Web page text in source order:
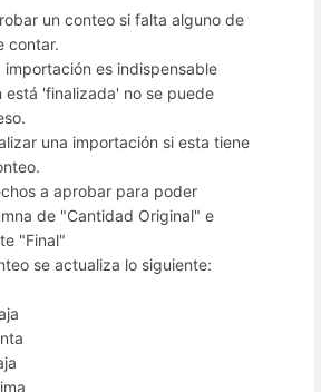
un conteo si falta alguno de
contar.
es indispensable
está 'finalizada' no se puede
una importación si esta tiene
a aprobar para poder
de "Cantidad Original" e
"Final"
se actualiza lo siguiente: